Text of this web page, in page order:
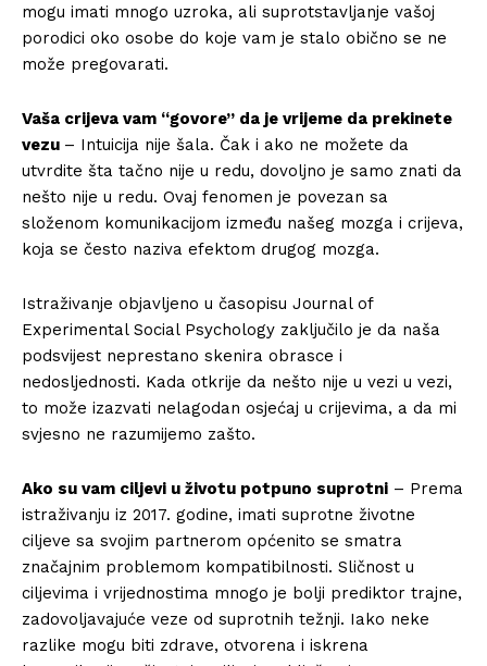
mogu imati mnogo uzroka, ali suprotstavljanje vašoj
porodici oko osobe do koje vam je stalo obično se ne
može pregovarati.
Vaša crijeva vam “govore” da je vrijeme da prekinete
vezu – Intuicija nije šala. Čak i ako ne možete da
utvrdite šta tačno nije u redu, dovoljno je samo znati da
nešto nije u redu. Ovaj fenomen je povezan sa
složenom komunikacijom između našeg mozga i crijeva,
koja se često naziva efektom drugog mozga.
Istraživanje objavljeno u časopisu Journal of
Experimental Social Psychology zaključilo je da naša
podsvijest neprestano skenira obrasce i
nedosljednosti. Kada otkrije da nešto nije u vezi u vezi,
to može izazvati nelagodan osjećaj u crijevima, a da mi
svjesno ne razumijemo zašto.
Ako su vam ciljevi u životu potpuno suprotni – Prema
istraživanju iz 2017. godine, imati suprotne životne
ciljeve sa svojim partnerom općenito se smatra
značajnim problemom kompatibilnosti. Sličnost u
ciljevima i vrijednostima mnogo je bolji prediktor trajne,
zadovoljavajuće veze od suprotnih težnji. Iako neke
razlike mogu biti zdrave, otvorena i iskrena